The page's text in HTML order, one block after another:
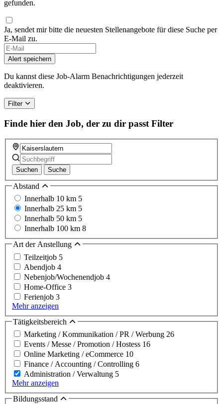
gefunden.
Ja, sendet mir bitte die neuesten Stellenangebote für diese Suche per
E-Mail zu.
If
you
are
a
human,
this
field
Alert speichern
Du kannst diese Job-Alarm Benachrichtigungen jederzeit
deaktivieren.
Filter
Finde hier den Job, der zu dir passt Filter
Suchen Suche
Abstand
Innerhalb 10 km 5
Innerhalb 25 km 5
Innerhalb 50 km 5
Innerhalb 100 km 8
Art der Anstellung
Teilzeitjob 5
Abendjob 4
Nebenjob/Wochenendjob 4
Home-Office 3
Ferienjob 3
Mehr anzeigen
Tätigkeitsbereich
Marketing / Kommunikation / PR / Werbung 26
Events / Messe / Promotion / Hostess 16
Online Marketing / eCommerce 10
Finance / Accounting / Controlling 6
Administration / Verwaltung 5
Mehr anzeigen
Bildungsstand